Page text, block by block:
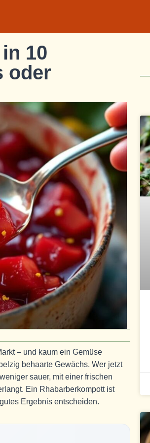
10
oder
– und kaum ein Gemüse
behaarte Gewächs. Wer jetzt
sauer, mit einer frischen
Ein Rhabarberkompott ist
Ergebnis entscheiden.